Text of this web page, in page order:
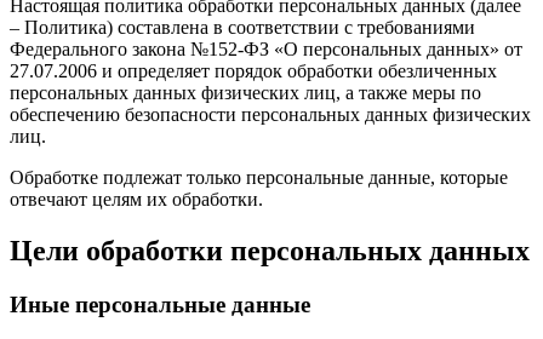
Настоящая политика обработки персональных данных (далее
– Политика) составлена в соответствии с требованиями
Федерального закона №152-ФЗ «О персональных данных» от
27.07.2006 и определяет порядок обработки обезличенных
персональных данных физических лиц, а также меры по
обеспечению безопасности персональных данных физических
лиц.
Обработке подлежат только персональные данные, которые
отвечают целям их обработки.
Цели обработки персональных данных
Иные персональные данные